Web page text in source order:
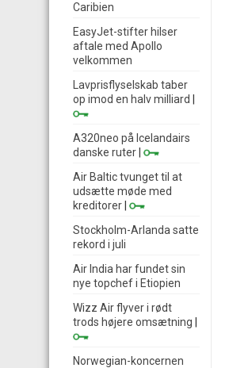
Caribien
EasyJet-stifter hilser
aftale med Apollo
velkommen
Lavprisflyselskab taber
op imod en halv milliard
A320neo på Icelandairs
danske ruter
Air Baltic tvunget til at
udsætte møde med
kreditorer
Stockholm-Arlanda satte
rekord i juli
Air India har fundet sin
nye topchef i Etiopien
Wizz Air flyver i rødt
trods højere omsætning
Norwegian-koncernen